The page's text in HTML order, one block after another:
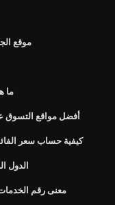
موقع
ما
أفضل مواقع التسوق
كيفية حساب سعر
الدول
معنى رقم